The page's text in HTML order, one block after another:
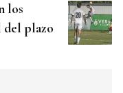
los
del plazo